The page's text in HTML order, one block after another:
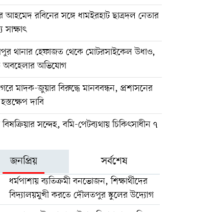
আহমেদ রবিনের সঙ্গে ধামইরহাট ছাত্রদল নেতার
থানার হেফাজত থেকে মোটরসাইকেল উধাও,
অবহেলার অভিযোগ
মাদক-জুয়ার বিরুদ্ধে মানববন্ধন, প্রশাসনের
দাবি
বিষক্রিয়ার সন্দেহ, বমি-পেটব্যথায় চিকিৎসাধীন ৭
জনপ্রিয় সর্বশেষ
ধর্মপাশায় ব্যতিক্রমী বনভোজন, শিক্ষার্থীদের
বিদ্যালয়মুখী করতে দৌলতপুর স্কুলের উদ্যোগ